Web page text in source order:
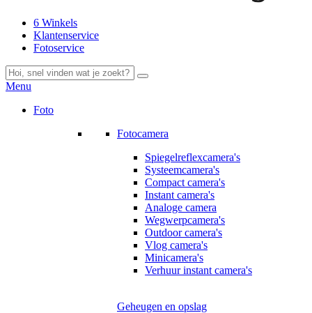
6 Winkels
Klantenservice
Fotoservice
Menu
Foto
Fotocamera
Spiegelreflexcamera's
Systeemcamera's
Compact camera's
Instant camera's
Analoge camera
Wegwerpcamera's
Outdoor camera's
Vlog camera's
Minicamera's
Verhuur instant camera's
Geheugen en opslag